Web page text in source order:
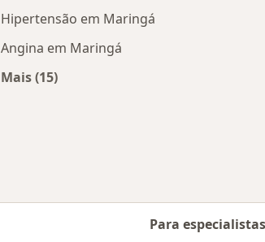
Hipertensão em Maringá
Angina em Maringá
Mais (15)
Para